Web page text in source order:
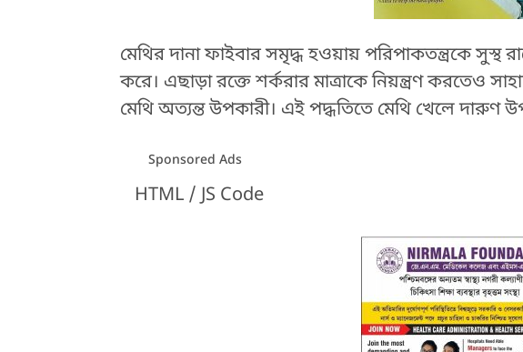
মেথির দানা ফাইবার সমৃদ্ধ হওয়ায় পরিপাকতন্ত্রকে সুস্থ
করে। এছাড়া রক্তে শর্করার মাত্রাকে নিয়ন্ত্রণ করতেও
মেথি অত্যন্ত উপকারী। এই পদ্ধতিতে মেথি খেলে দারুণ
Sponsored Ads
HTML / JS Code